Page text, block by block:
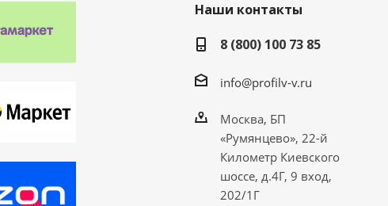
Наши контакты
8 (800) 100 73 85
info@profilv-v.ru
Москва, БП
«Румянцево», 22-й
Километр Киевского
шоссе, д.4Г, 9 вход,
202/1Г